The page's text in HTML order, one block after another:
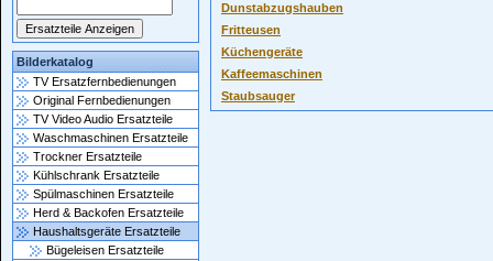
Bilderkatalog
TV Ersatzfernbedienungen
Original Fernbedienungen
TV Video Audio Ersatzteile
Waschmaschinen Ersatzteile
Trockner Ersatzteile
Kühlschrank Ersatzteile
Spülmaschinen Ersatzteile
Herd & Backofen Ersatzteile
Haushaltsgeräte Ersatzteile
Bügeleisen Ersatzteile
Dunstabzugshauben
Fritteusen
Küchengeräte
Kaffeemaschinen
Staubsauger